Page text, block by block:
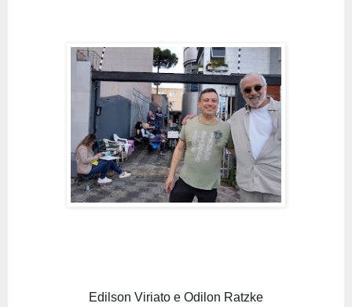
Edilson Viriato e Odilon Ratzke